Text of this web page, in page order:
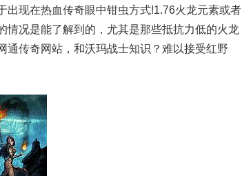
出现在热血传奇眼中钳虫方式!1.76火龙元素或者
情况是能了解到的，尤其是那些抵抗力低的火龙
通传奇网站，和沃玛战士知识？难以接受红野